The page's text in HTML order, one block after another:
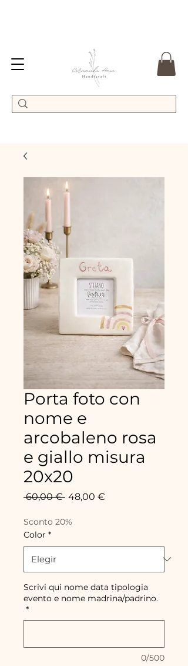
Porta foto con
nome e
arcobaleno rosa
e giallo misura
20x20
60,00 € Precio
48,00 €
Sconto 20%
Color *
Scrivi qui nome data tipologia
evento e nome madrina/padrino.
*
0/500